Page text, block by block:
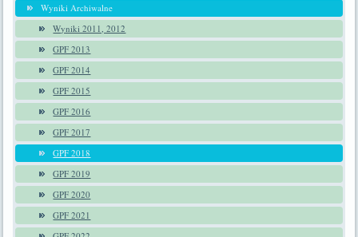
Wyniki Archiwalne
Wyniki 2011, 2012
GPF 2013
GPF 2014
GPF 2015
GPF 2016
GPF 2017
GPF 2018
GPF 2019
GPF 2020
GPF 2021